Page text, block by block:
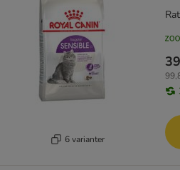
6 varianter